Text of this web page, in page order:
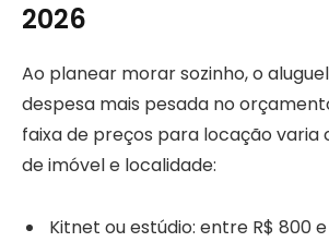
2026
Ao planear morar sozinho, o
despesa mais pesada no
faixa de preços para locação
de imóvel e localidade:
Kitnet ou estúdio: entre R$ 800 e